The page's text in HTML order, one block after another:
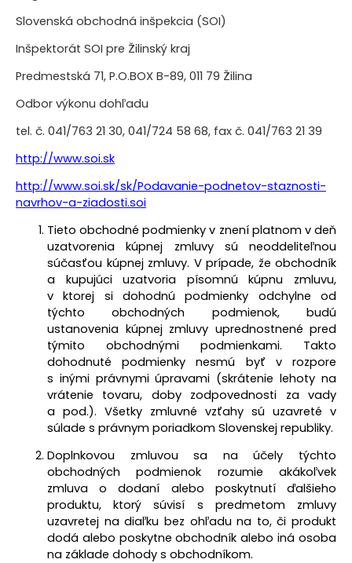
Slovenská obchodná inšpekcia (SOI)
Inšpektorát SOI pre Žilinský kraj
Predmestská 71, P.O.BOX B-89, 011 79 Žilina
Odbor výkonu dohľadu
tel. č. 041/763 21 30, 041/724 58 68, fax č. 041/763 21 39
http://www.soi.sk
http://www.soi.sk/sk/Podavanie-podnetov-staznosti-
navrhov-a-ziadosti.soi
Tieto obchodné podmienky v znení platnom v deň
uzatvorenia kúpnej zmluvy sú neoddeliteľnou
súčasťou kúpnej zmluvy. V prípade, že obchodník
a kupujúci uzatvoria písomnú kúpnu zmluvu,
v ktorej si dohodnú podmienky odchylne od
týchto obchodných podmienok, budú
ustanovenia kúpnej zmluvy uprednostnené pred
týmito obchodnými podmienkami. Takto
dohodnuté podmienky nesmú byť v rozpore
s inými právnymi úpravami (skrátenie lehoty na
vrátenie tovaru, doby zodpovednosti za vady
a pod.). Všetky zmluvné vzťahy sú uzavreté v
súlade s právnym poriadkom Slovenskej republiky.
Doplnkovou zmluvou sa na účely týchto
obchodných podmienok rozumie akákoľvek
zmluva o dodaní alebo poskytnutí ďalšieho
produktu, ktorý súvisí s predmetom zmluvy
uzavretej na diaľku bez ohľadu na to, či produkt
dodá alebo poskytne obchodník alebo iná osoba
na základe dohody s obchodníkom.